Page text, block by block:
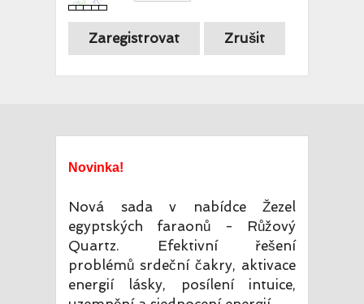
Novinka!
Nová sada v nabídce Žezel
egyptských faraonů - Růžový
Quartz. Efektivní řešení
problémů srdeční čakry, aktivace
energií lásky, posílení intuice,